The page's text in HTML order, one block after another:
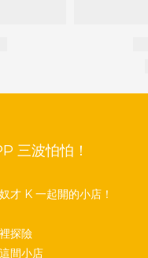
三波怕怕！
才 K 一起開的小店！
探險
間小店